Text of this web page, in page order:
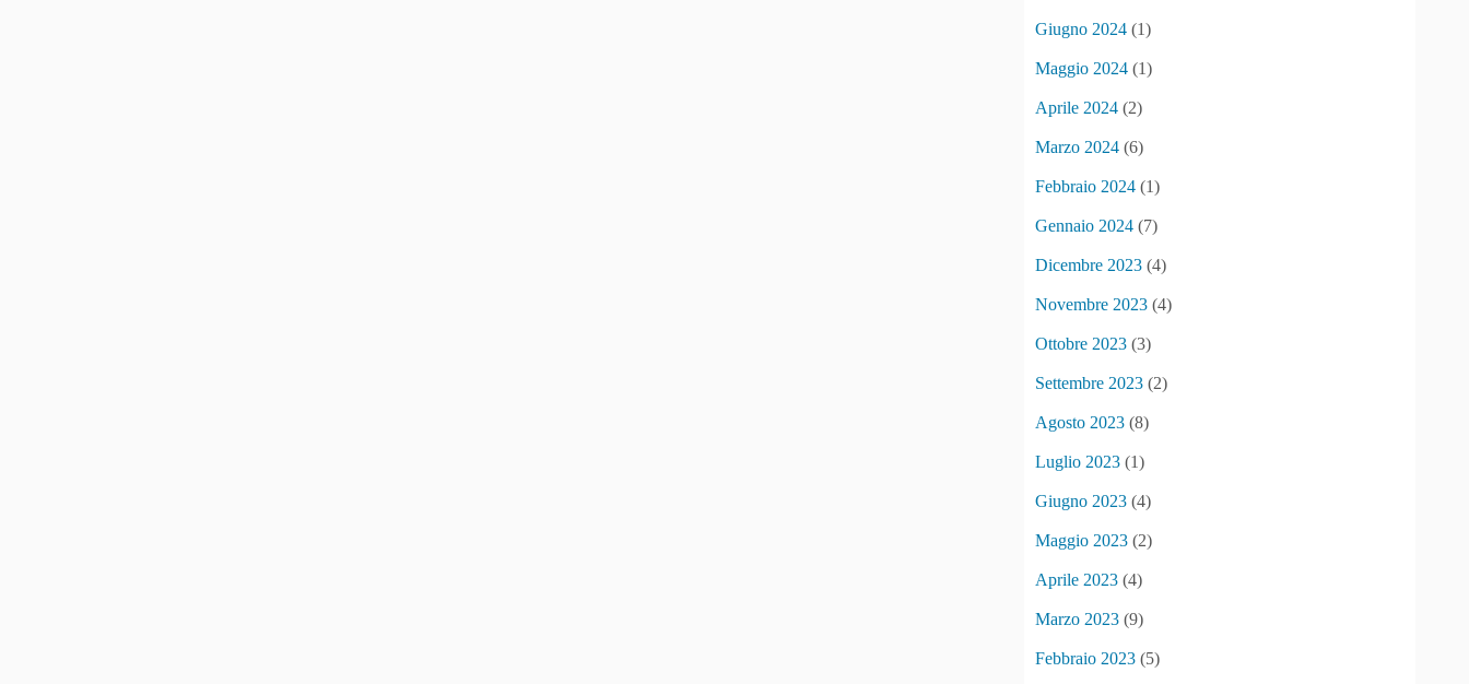
Giugno 2024 (1)
Maggio 2024 (1)
Aprile 2024 (2)
Marzo 2024 (6)
Febbraio 2024 (1)
Gennaio 2024 (7)
Dicembre 2023 (4)
Novembre 2023 (4)
Ottobre 2023 (3)
Settembre 2023 (2)
Agosto 2023 (8)
Luglio 2023 (1)
Giugno 2023 (4)
Maggio 2023 (2)
Aprile 2023 (4)
Marzo 2023 (9)
Febbraio 2023 (5)